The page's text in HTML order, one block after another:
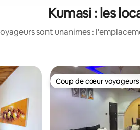
Kumasi : les
sont unanimes :
Coup de cœur voyageurs
Coup de cœur voyageurs